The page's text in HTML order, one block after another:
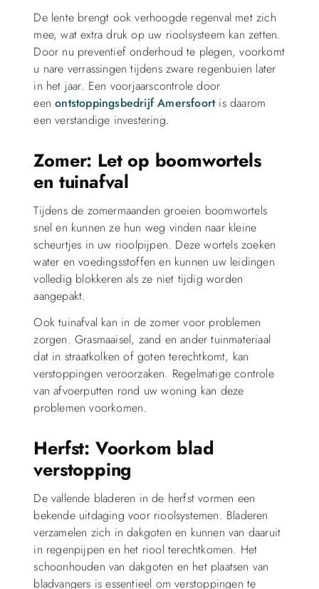
De lente brengt ook verhoogde regenval met zich
mee, wat extra druk op uw rioolsysteem kan zetten.
Door nu preventief onderhoud te plegen, voorkomt
u nare verrassingen tijdens zware regenbuien later
in het jaar. Een voorjaarscontrole door
eenontstoppingsbedrijf Amersfoortis daarom
een verstandige investering.
Zomer: Let op boomwortels
en tuinafval
Tijdens de zomermaanden groeien boomwortels
snel en kunnen ze hun weg vinden naar kleine
scheurtjes in uw rioolpijpen. Deze wortels zoeken
water en voedingsstoffen en kunnen uw leidingen
volledig blokkeren als ze niet tijdig worden
aangepakt.
Ook tuinafval kan in de zomer voor problemen
zorgen. Grasmaaisel, zand en ander tuinmateriaal
dat in straatkolken of goten terechtkomt, kan
verstoppingen veroorzaken. Regelmatige controle
van afvoerputten rond uw woning kan deze
problemen voorkomen.
Herfst: Voorkom blad
verstopping
De vallende bladeren in de herfst vormen een
bekende uitdaging voor rioolsystemen. Bladeren
verzamelen zich in dakgoten en kunnen van daaruit
in regenpijpen en het riool terechtkomen. Het
schoonhouden van dakgoten en het plaatsen van
bladvangers is essentieel om verstoppingen te